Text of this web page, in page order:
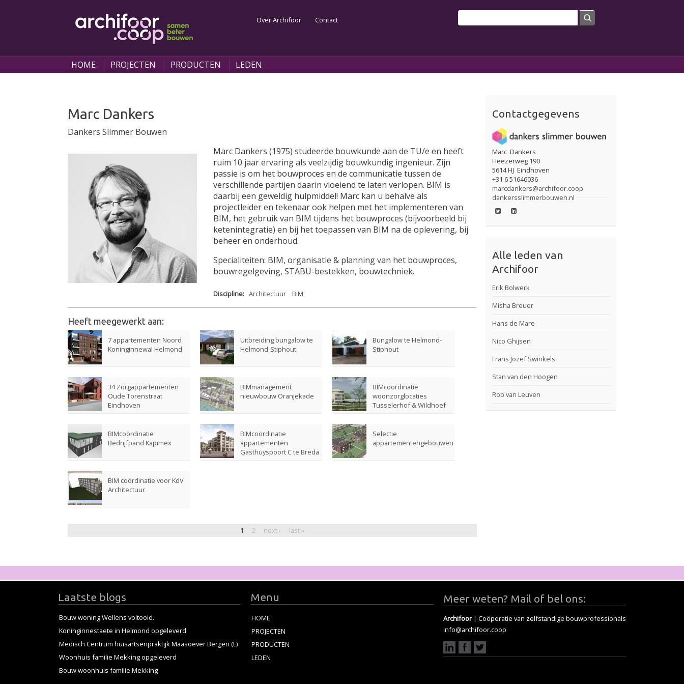
Over Archifoor Contact Search form
HOME PROJECTEN PRODUCTEN LEDEN
You are here
Marc Dankers
Dankers Slimmer Bouwen
Marc Dankers (1975) studeerde bouwkunde aan de TU/e en heeft
ruim 10 jaar ervaring als veelzijdig bouwkundig ingenieur. Zijn
passie is om het bouwproces en de communicatie tussen de
verschillende partijen daarin vloeiend te laten verlopen. BIM is
daarbij een geweldig hulpmiddel! Marc kan u behalve als
projectleider en tekenaar ook helpen met het implementeren van
BIM, het gebruik van BIM tijdens het bouwproces (bijvoorbeeld bij
ketenintegratie) en bij het toepassen van BIM na de oplevering, bij
beheer en onderhoud.
Specialiteiten: BIM, organisatie & planning van het bouwproces,
bouwregelgeving, STABU-bestekken, bouwtechniek.
Discipline: Architectuur BIM
Heeft meegewerkt aan:
7 appartementen Noord
Koninginnewal Helmond
Uitbreiding bungalow te
Helmond-Stiphout
Bungalow te Helmond-
Stiphout
34 Zorgappartementen
Oude Torenstraat
Eindhoven
BIMmanagement
nieuwbouw Oranjekade
BIMcoördinatie
woonzorglocaties
Tusselerhof & Wildhoef
BIMcoördinatie
Bedrijfpand Kapimex
BIMcoördinatie
appartementen
Gasthuyspoort C te Breda
Selectie
appartementengebouwen
BIM coördinatie voor KdV
Architectuur
Pages
1 2 next › last »
Contactgegevens
Marc Dankers
Heezerweg 190
5614 HJ Eindhoven
+31 6 51646036
marcdankers@archifoor.coop
dankersslimmerbouwen.nl
Alle leden van
Archifoor
Erik Bolwerk
Misha Breuer
Hans de Mare
Nico Ghijsen
Frans Jozef Swinkels
Stan van den Hoogen
Rob van Leuven
Meer weten? Mail of bel ons:
Archifoor| Coöperatie van zelfstandige bouwprofessionals
info@archifoor.coop
Menu
HOME
PROJECTEN
PRODUCTEN
LEDEN
Laatste blogs
Bouw woning Wellens voltooid.
Koninginnestaete in Helmond opgeleverd
Medisch Centrum huisartsenpraktijk Maasoever Bergen (L)
Woonhuis familie Mekking opgeleverd
Bouw woonhuis familie Mekking